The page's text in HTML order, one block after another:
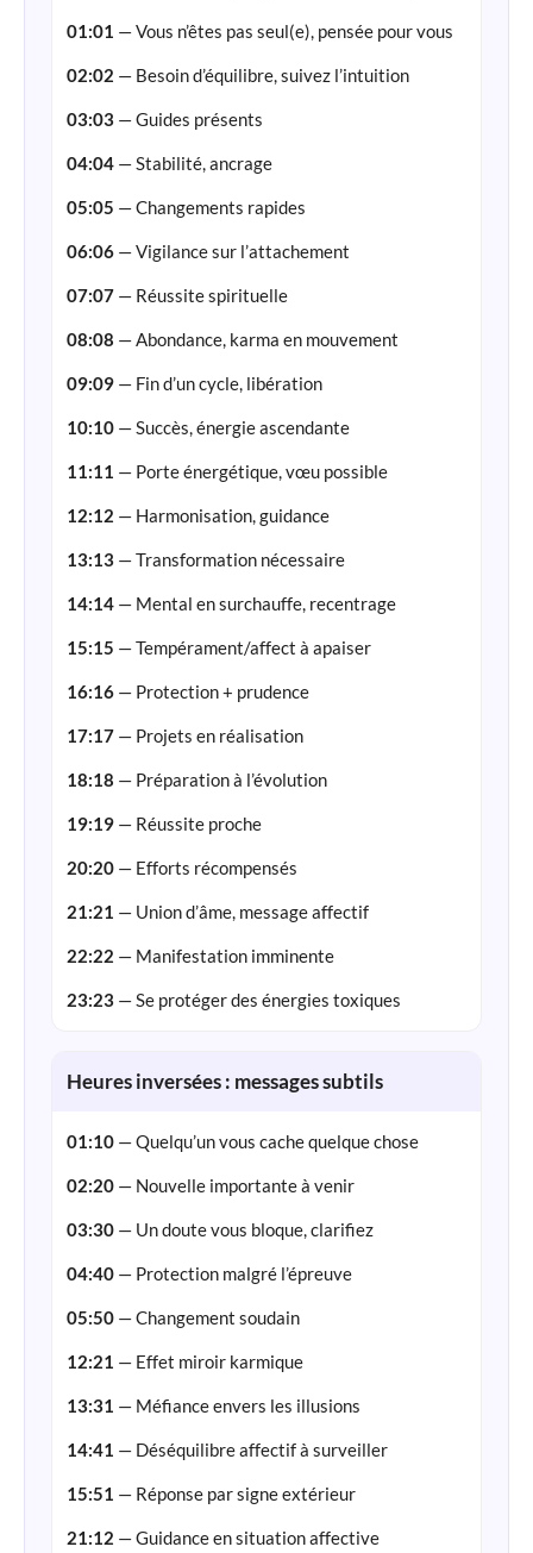
01:01 — Vous n’êtes pas seul(e), pensée pour vous
02:02 — Besoin d’équilibre, suivez l’intuition
03:03 — Guides présents
04:04 — Stabilité, ancrage
05:05 — Changements rapides
06:06 — Vigilance sur l’attachement
07:07 — Réussite spirituelle
08:08 — Abondance, karma en mouvement
09:09 — Fin d’un cycle, libération
10:10 — Succès, énergie ascendante
11:11 — Porte énergétique, vœu possible
12:12 — Harmonisation, guidance
13:13 — Transformation nécessaire
14:14 — Mental en surchauffe, recentrage
15:15 — Tempérament/affect à apaiser
16:16 — Protection + prudence
17:17 — Projets en réalisation
18:18 — Préparation à l’évolution
19:19 — Réussite proche
20:20 — Efforts récompensés
21:21 — Union d’âme, message affectif
22:22 — Manifestation imminente
23:23 — Se protéger des énergies toxiques
Heures inversées : messages subtils
01:10 — Quelqu’un vous cache quelque chose
02:20 — Nouvelle importante à venir
03:30 — Un doute vous bloque, clarifiez
04:40 — Protection malgré l’épreuve
05:50 — Changement soudain
12:21 — Effet miroir karmique
13:31 — Méfiance envers les illusions
14:41 — Déséquilibre affectif à surveiller
15:51 — Réponse par signe extérieur
21:12 — Guidance en situation affective